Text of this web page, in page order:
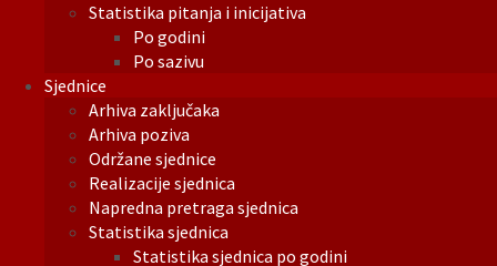
Statistika pitanja i inicijativa
Po godini
Po sazivu
Sjednice
Arhiva zaključaka
Arhiva poziva
Održane sjednice
Realizacije sjednica
Napredna pretraga sjednica
Statistika sjednica
Statistika sjednica po godini